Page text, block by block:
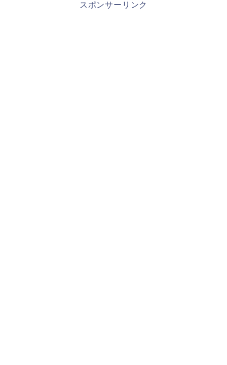
スポンサーリンク